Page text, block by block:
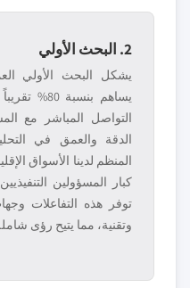
2. البحث الأولي
يشكل البحث الأولي
يساهم
التواصل المباشر مع
الدقة والعمق في
المنظم لدينا الأسواق
كبار المسؤولين
توفر هذه التفاعلات
وتقنية، مما يتيح رؤى